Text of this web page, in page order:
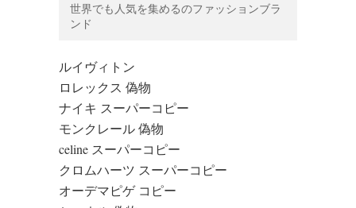
世界でも人気を集めるのファッションブラ
ンド
ルイヴィトン
ロレックス 偽物
ナイキ スーパーコピー
モンクレール 偽物
celine スーパーコピー
クロムハーツ スーパーコピー
オーデマピゲ コピー